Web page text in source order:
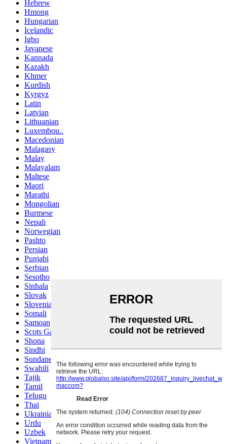
Hebrew
Hmong
Hungarian
Icelandic
Igbo
Javanese
Kannada
Kazakh
Khmer
Kurdish
Kyrgyz
Latin
Latvian
Lithuanian
Luxembou..
Macedonian
Malagasy
Malay
Malayalam
Maltese
Maori
Marathi
Mongolian
Burmese
Nepali
Norwegian
Pashto
Persian
Punjabi
Serbian
Sesotho
Sinhala
Slovak
Slovenian
Somali
Samoan
Scots Gaelic
Shona
Sindhi
Sundanese
Swahili
Tajik
Tamil
Telugu
Thai
Ukrainian
Urdu
Uzbek
Vietnamese